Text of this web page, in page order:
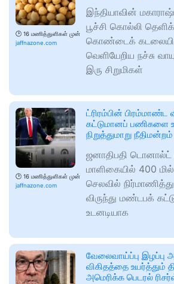
🕑 16 மணித்துளிகள் முன்
jaffnazone.com
இந்தியாவின்
பூச்சி கொல்லி
கொண்டைக்
வெளியேறிய நச்சு
இரு சிறுமிகள்
🕑 16 மணித்துளிகள் முன்
jaffnazone.com
ட்ரிரம்பின் பிரம்மாண்ட
கட்டுமானப் பணிகளை
நிறுத்துமாறு
ஜனாதிபதி
மாளிகையில் 400
செலவில்
விருந்து மண்டபக்
உடனடியாக
வேலைவாய்ப்பு இழப்பு
விகிதத்தை உயர்த்தும்
அமெரிக்க பெடரல்